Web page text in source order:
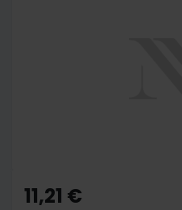
the
beginning
11,21 €